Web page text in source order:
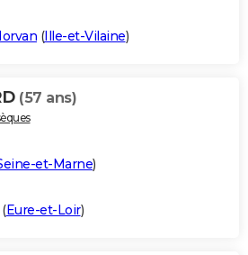
(Ille-et-Vilaine)
(57 ans)
et-Marne)
Eure-et-Loir)